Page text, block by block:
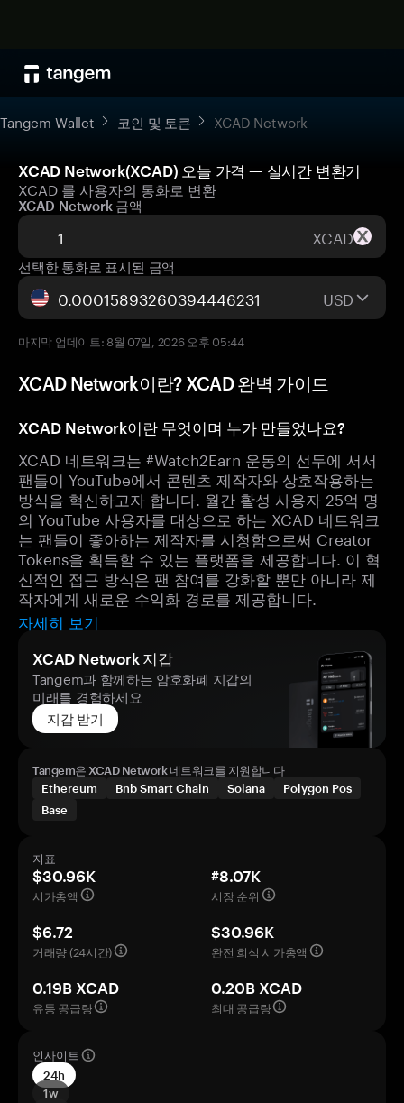
Tangem Wallet 코인 및 토큰 XCAD Network
XCAD Network(XCAD) 오늘 가격 — 실시간 변환기
XCAD 를 사용자의 통화로 변환
XCAD Network 금액
XCAD
선택한 통화로 표시된 금액
USD
마지막 업데이트: 8월 07일, 2026 오후 05:44
XCAD Network이란? XCAD 완벽 가이드
XCAD Network이란 무엇이며 누가 만들었나요?
XCAD 네트워크는 #Watch2Earn 운동의 선두에 서서
팬들이 YouTube에서 콘텐츠 제작자와 상호작용하는
방식을 혁신하고자 합니다. 월간 활성 사용자 25억 명
의 YouTube 사용자를 대상으로 하는 XCAD 네트워크
는 팬들이 좋아하는 제작자를 시청함으로써 Creator
Tokens을 획득할 수 있는 플랫폼을 제공합니다. 이 혁
신적인 접근 방식은 팬 참여를 강화할 뿐만 아니라 제
작자에게 새로운 수익화 경로를 제공합니다.
자세히 보기
XCAD Network 지갑
Tangem과 함께하는 암호화폐 지갑의
미래를 경험하세요
지갑 받기
Tangem은 XCAD Network 네트워크를 지원합니다
Ethereum
Bnb Smart Chain Solana
Polygon Pos
Base
지표
$30.96K
시가총액
#8.07K
시장 순위
$6.72
거래량 (24시간)
$30.96K
완전 희석 시가총액
0.19B XCAD
유통 공급량
0.20B XCAD
최대 공급량
인사이트
24h
1w